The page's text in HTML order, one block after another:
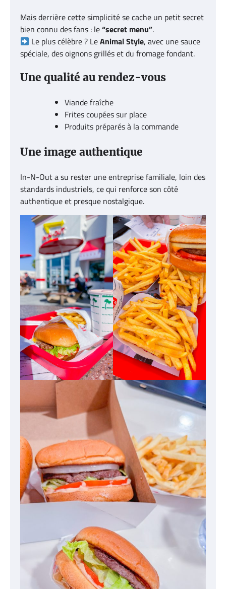
Mais derrière cette simplicité se cache un petit secret
bien connu des fans : le“secret menu”.
Le plus célèbre ? LeAnimal Style, avec une sauce
spéciale, des oignons grillés et du fromage fondant.
Une qualité au rendez-vous
Viande fraîche
Frites coupées sur place
Produits préparés à la commande
Une image authentique
In-N-Out a su rester une entreprise familiale, loin des
standards industriels, ce qui renforce son côté
authentique et presque nostalgique.